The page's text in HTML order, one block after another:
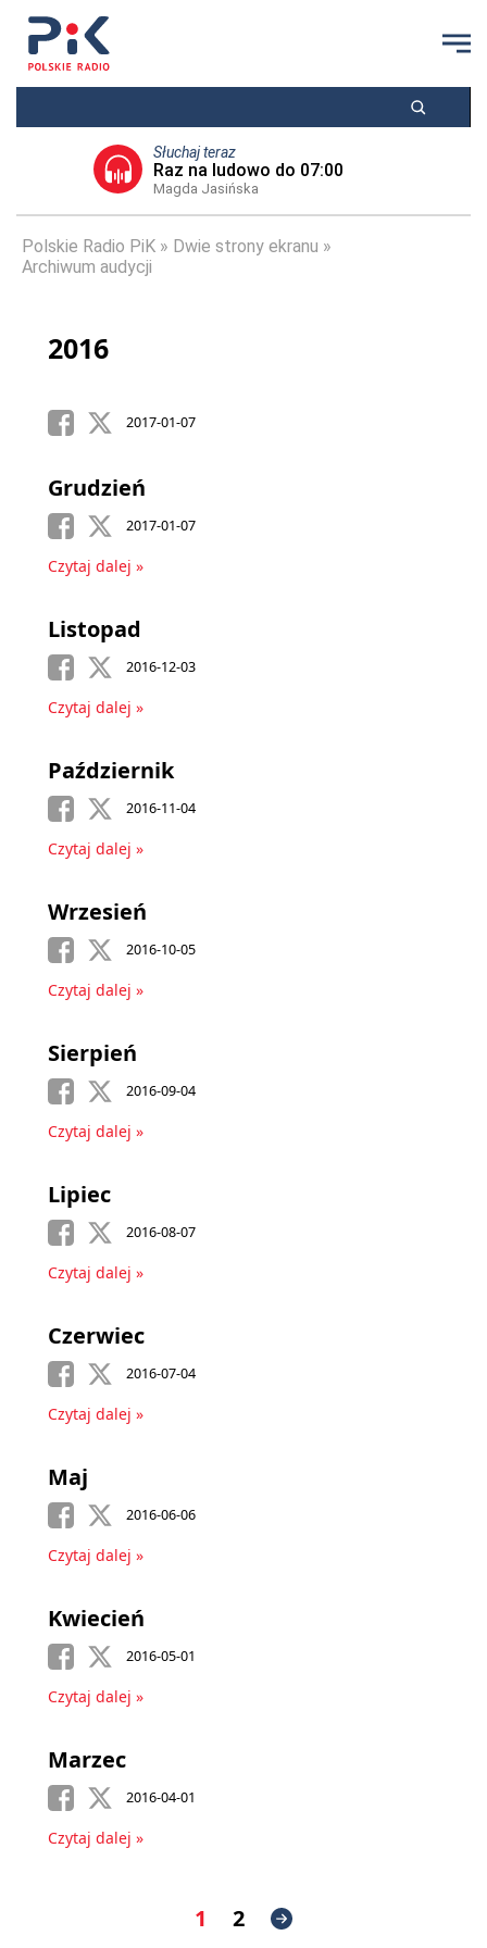
Słuchaj teraz
Raz na ludowo do 07:00
Magda Jasińska
Polskie Radio PiK
Dwie strony ekranu
Archiwum audycji
2016
2017-01-07
Grudzień
2017-01-07
Czytaj dalej »
Listopad
2016-12-03
Czytaj dalej »
Październik
2016-11-04
Czytaj dalej »
Wrzesień
2016-10-05
Czytaj dalej »
Sierpień
2016-09-04
Czytaj dalej »
Lipiec
2016-08-07
Czytaj dalej »
Czerwiec
2016-07-04
Czytaj dalej »
Maj
2016-06-06
Czytaj dalej »
Kwiecień
2016-05-01
Czytaj dalej »
Marzec
2016-04-01
Czytaj dalej »
1 2